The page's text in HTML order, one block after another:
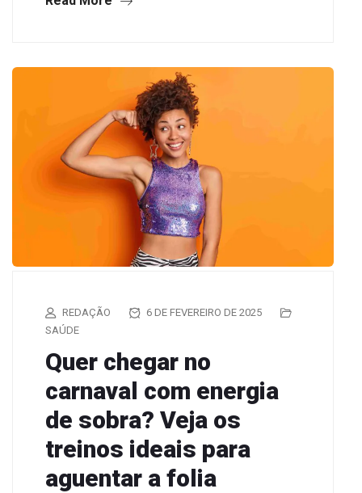
REDAÇÃO
6 DE FEVEREIRO DE 2025
SAÚDE
Quer chegar no
carnaval com energia
de sobra? Veja os
treinos ideais para
aguentar a folia